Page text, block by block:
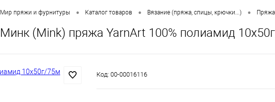
Мир пряжи и фурнитуры • Каталог товаров • Вязание (пряжа, спицы, крючки...) • Пряжа
Минк (Mink) пряжа YarnArt 100% полиамид
Код: 00-00016116